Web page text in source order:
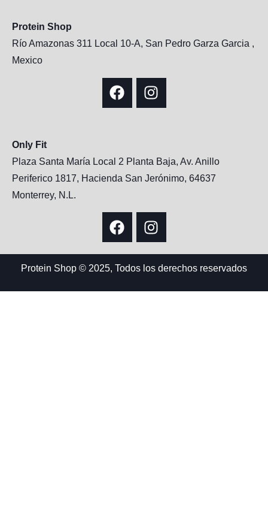
Protein Shop
Río Amazonas 311 Local 10-A, San Pedro Garza Garcia ,
Mexico
Only Fit
Plaza Santa María Local 2 Planta Baja, Av. Anillo
Periferico 1817, Hacienda San Jerónimo, 64637
Monterrey, N.L.
Protein Shop © 2025, Todos los derechos reservados